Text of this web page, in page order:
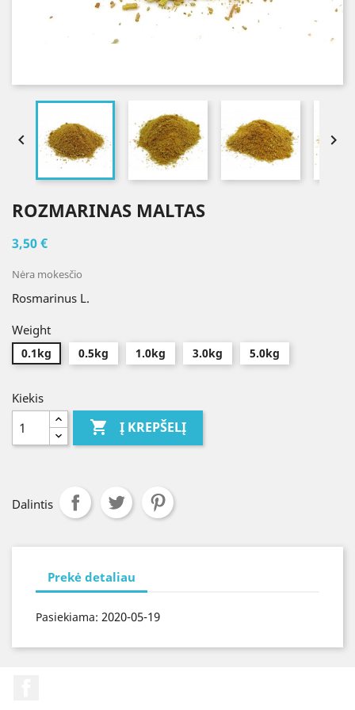
 
ROZMARINAS MALTAS
3,50 €
Nėra mokesčio
Rosmarinus L.
Weight
0.1kg 0.5kg 1.0kg 3.0kg 5.0kg
Kiekis
 Į KREPŠELĮ
Dalintis
Prekė detaliau
Pasiekiama: 2020-05-19